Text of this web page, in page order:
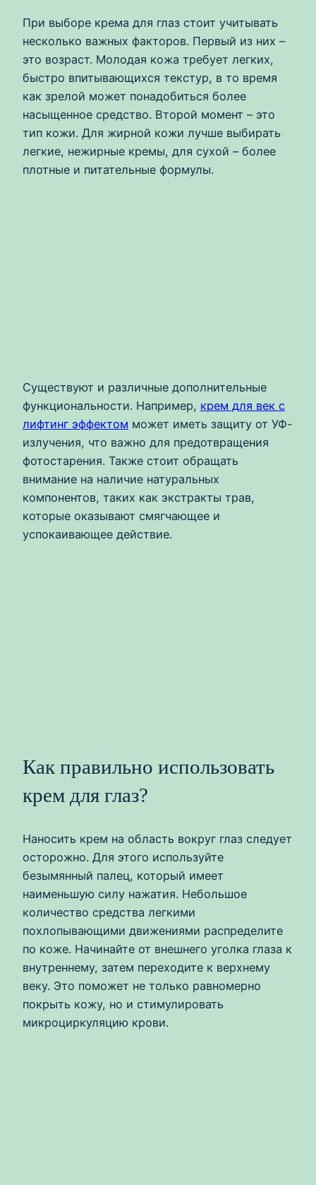
При выборе крема для глаз стоит учитывать
несколько важных факторов. Первый из них –
это возраст. Молодая кожа требует легких,
быстро впитывающихся текстур, в то время
как зрелой может понадобиться более
насыщенное средство. Второй момент – это
тип кожи. Для жирной кожи лучше выбирать
легкие, нежирные кремы, для сухой – более
плотные и питательные формулы.
Существуют и различные дополнительные
функциональности. Например, крем для век с
лифтинг эффектом может иметь защиту от УФ-
излучения, что важно для предотвращения
фотостарения. Также стоит обращать
внимание на наличие натуральных
компонентов, таких как экстракты трав,
которые оказывают смягчающее и
успокаивающее действие.
Как правильно использовать
крем для глаз?
Наносить крем на область вокруг глаз следует
осторожно. Для этого используйте
безымянный палец, который имеет
наименьшую силу нажатия. Небольшое
количество средства легкими
похлопывающими движениями распределите
по коже. Начинайте от внешнего уголка глаза к
внутреннему, затем переходите к верхнему
веку. Это поможет не только равномерно
покрыть кожу, но и стимулировать
микроциркуляцию крови.